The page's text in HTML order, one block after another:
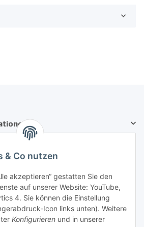
& Co nutzen
akzeptieren“ gestatten Sie den
auf unserer Website: YouTube,
4. Sie können die Einstellung
Icon links unten). Weitere
Konfigurieren und in unserer